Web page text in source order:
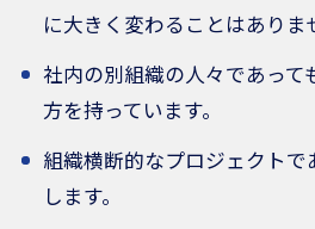
に大きく変わることはありま
社内の別組織の人々であって
方を持っています。
組織横断的なプロジェクトで
します。